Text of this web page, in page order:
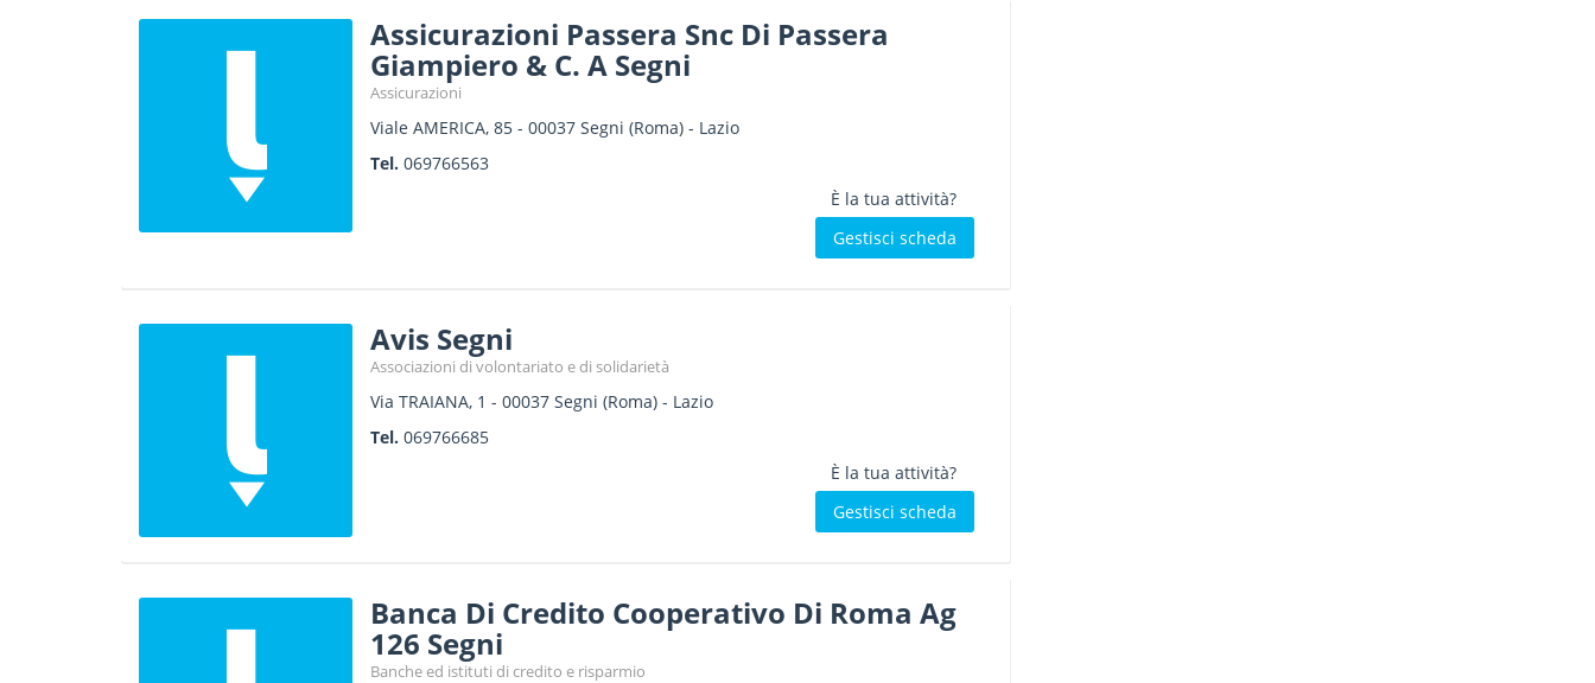
Assicurazioni Passera Snc Di Passera
Giampiero & C. A Segni
Assicurazioni
Viale AMERICA, 85- 00037 Segni (Roma) - Lazio
Tel. 069766563
È la tua attività?
Gestisci scheda
Avis Segni
Associazioni di volontariato e di solidarietà
Via TRAIANA, 1 - 00037 Segni (Roma) - Lazio
Tel. 069766685
È la tua attività?
Gestisci scheda
Banca Di Credito Cooperativo Di Roma Ag
126 Segni
Banche ed istituti di credito e risparmio